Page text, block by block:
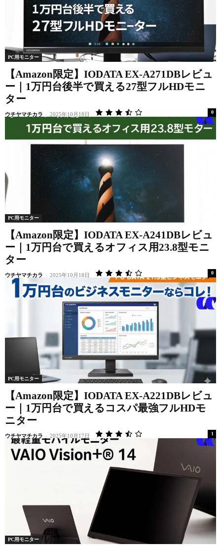
PC用モニター
【Amazon限定】IODATA EX-A271DBレビュ
ー｜1万円台後半で買える27型フルHDモニ
ター
ウチヤマチカラ - 2025年10月18日 0
PC用モニター
【Amazon限定】IODATA EX-A241DBレビュ
ー｜1万円台で買えるオフィス用23.8型モニ
ター
ウチヤマチカラ - 2025年10月18日 0
PC用モニター
【Amazon限定】IODATA EX-A221DBレビュ
ー｜1万円台で買えるコスパ最強フルHDモ
ニター
ウチヤマチカラ - 2025年10月17日 1
PC用モニター